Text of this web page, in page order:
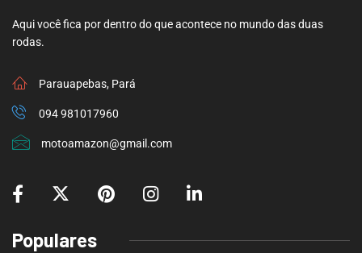
Aqui você fica por dentro do que acontece no mundo das duas
rodas.
Parauapebas, Pará
094 981017960
motoamazon@gmail.com
Populares